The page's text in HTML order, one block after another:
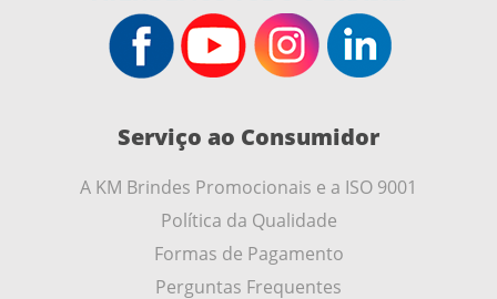
Serviço ao Consumidor
A KM Brindes Promocionais e a ISO 9001
Política da Qualidade
Formas de Pagamento
Perguntas Frequentes